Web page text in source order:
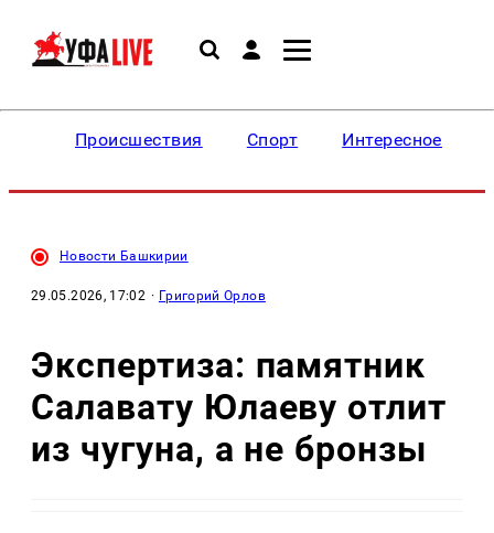
Происшествия Спорт Интересное
Новости Башкирии
29.05.2026, 17:02 · Григорий Орлов
Экспертиза: памятник
Салавату Юлаеву отлит
из чугуна, а не бронзы